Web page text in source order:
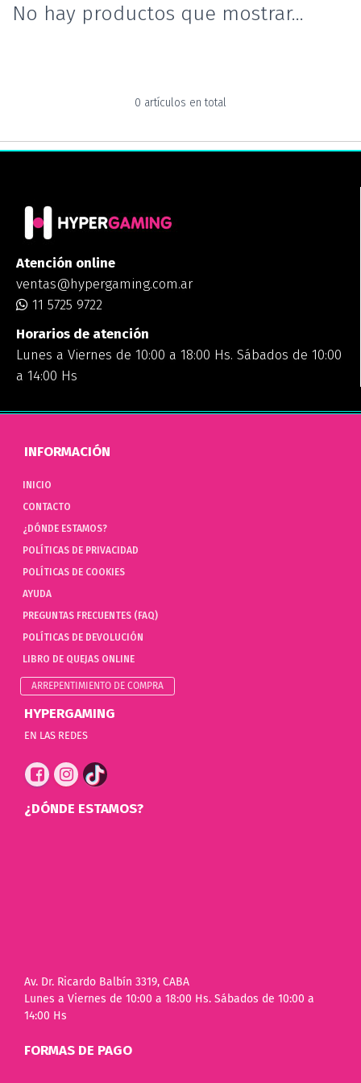
No hay productos que mostrar...
0 artículos en total
Atención online
ventas@hypergaming.com.ar
11 5725 9722
Horarios de atención
Lunes a Viernes de 10:00 a 18:00 Hs. Sábados de 10:00
a 14:00 Hs
INFORMACIÓN
INICIO
CONTACTO
¿DÓNDE ESTAMOS?
POLÍTICAS DE PRIVACIDAD
POLÍTICAS DE COOKIES
AYUDA
PREGUNTAS FRECUENTES (FAQ)
POLÍTICAS DE DEVOLUCIÓN
LIBRO DE QUEJAS ONLINE
ARREPENTIMIENTO DE COMPRA
HYPERGAMING
EN LAS REDES
¿DÓNDE ESTAMOS?
Av. Dr. Ricardo Balbín 3319, CABA
Lunes a Viernes de 10:00 a 18:00 Hs. Sábados de 10:00 a
14:00 Hs
FORMAS DE PAGO